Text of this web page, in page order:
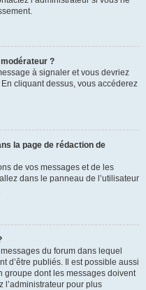
?
à signaler et vous devriez
cliquant dessus, vous accéderez
la page de rédaction de
de vos messages et de les
dans le panneau de l’utilisateur
du forum dans lequel
d’être publiés. Il est possible aussi
groupe dont les messages doivent
l’administrateur pour plus